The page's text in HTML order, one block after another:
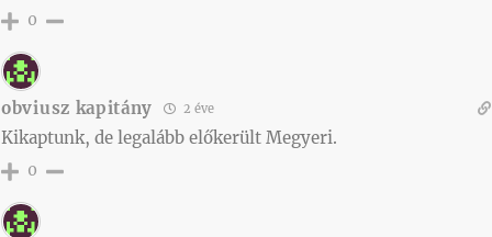
0
obviusz kapitány 2 éve
Kikaptunk, de legalább előkerült Megyeri.
0